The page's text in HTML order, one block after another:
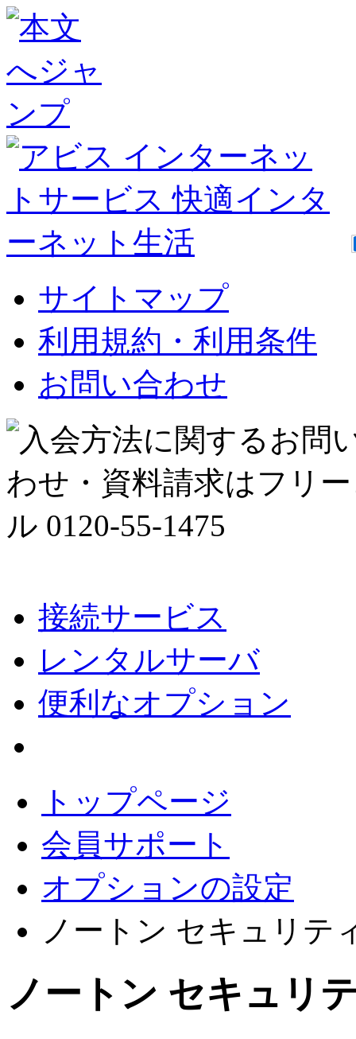
サイトマップ
利用規約・利用条件
お問い合わせ
接続サービス
レンタルサーバ
便利なオプション
トップページ
会員サポート
オプションの設定
ノートン セキュリテ
ノートン セキュリ